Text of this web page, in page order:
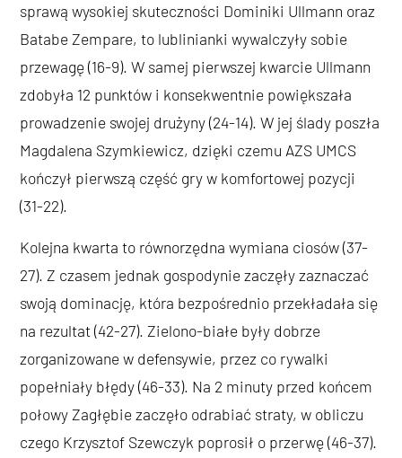
sprawą wysokiej skuteczności Dominiki Ullmann oraz
Batabe Zempare, to lublinianki wywalczyły sobie
przewagę (16-9). W samej pierwszej kwarcie Ullmann
zdobyła 12 punktów i konsekwentnie powiększała
prowadzenie swojej drużyny (24-14). W jej ślady poszła
Magdalena Szymkiewicz, dzięki czemu AZS UMCS
kończył pierwszą część gry w komfortowej pozycji
(31-22).
Kolejna kwarta to równorzędna wymiana ciosów (37-
27). Z czasem jednak gospodynie zaczęły zaznaczać
swoją dominację, która bezpośrednio przekładała się
na rezultat (42-27). Zielono-białe były dobrze
zorganizowane w defensywie, przez co rywalki
popełniały błędy (46-33). Na 2 minuty przed końcem
połowy Zagłębie zaczęło odrabiać straty, w obliczu
czego Krzysztof Szewczyk poprosił o przerwę (46-37).